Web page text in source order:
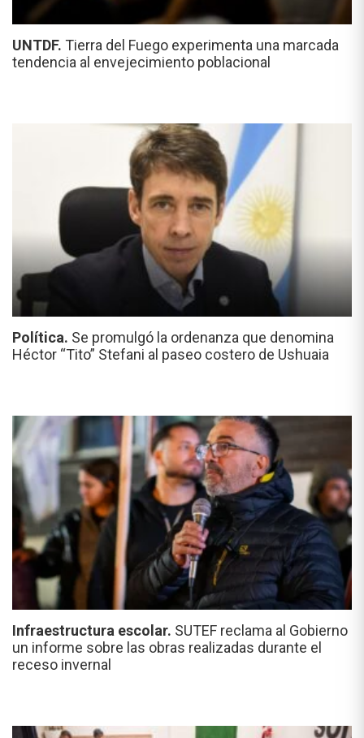
UNTDF. Tierra del Fuego experimenta una marcada
tendencia al envejecimiento poblacional
Política. Se promulgó la ordenanza que denomina
Héctor “Tito” Stefani al paseo costero de Ushuaia
Infraestructura escolar. SUTEF reclama al Gobierno
un informe sobre las obras realizadas durante el
receso invernal